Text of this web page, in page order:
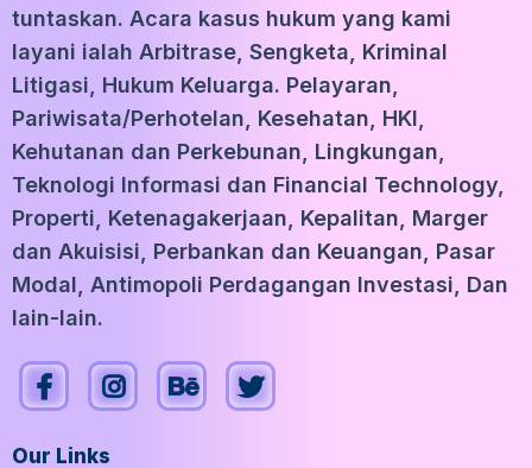
tuntaskan. Acara kasus hukum yang kami
layani ialah Arbitrase, Sengketa, Kriminal
Litigasi, Hukum Keluarga. Pelayaran,
Pariwisata/Perhotelan, Kesehatan, HKI,
Kehutanan dan Perkebunan, Lingkungan,
Teknologi Informasi dan Financial Technology,
Properti, Ketenagakerjaan, Kepalitan, Marger
dan Akuisisi, Perbankan dan Keuangan, Pasar
Modal, Antimopoli Perdagangan Investasi, Dan
lain-lain.
Our Links